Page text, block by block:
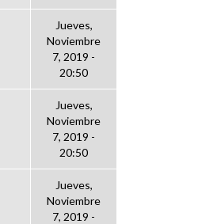
Jueves,
Noviembre
7, 2019 -
20:50
Jueves,
Noviembre
7, 2019 -
20:50
Jueves,
Noviembre
7, 2019 -